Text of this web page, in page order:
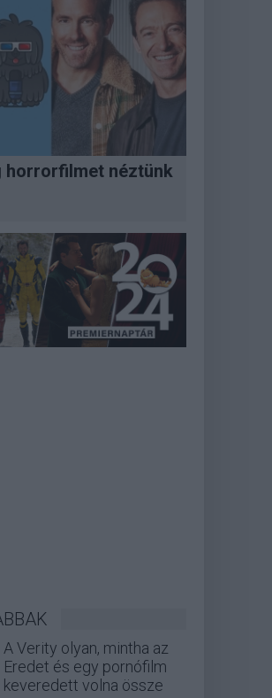
horrorfilmet néztünk
A Verity olyan, mintha az
Eredet és egy pornófilm
keveredett volna össze